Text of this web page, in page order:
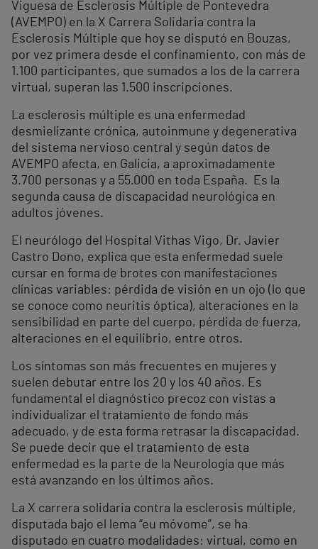
Viguesa de Esclerosis Múltiple de Pontevedra
(AVEMPO) en la X Carrera Solidaria contra la
Esclerosis Múltiple que hoy se disputó en Bouzas,
por vez primera desde el confinamiento, con más de
1.100 participantes, que sumados a los de la carrera
virtual, superan las 1.500 inscripciones.
La esclerosis múltiple es una enfermedad
desmielizante crónica, autoinmune y degenerativa
del sistema nervioso central y según datos de
AVEMPO afecta, en Galicia, a aproximadamente
3.700 personas y a 55.000 en toda España. Es la
segunda causa de discapacidad neurológica en
adultos jóvenes.
El neurólogo del Hospital Vithas Vigo, Dr. Javier
Castro Dono, explica que esta enfermedad suele
cursar en forma de brotes con manifestaciones
clínicas variables: pérdida de visión en un ojo (lo que
se conoce como neuritis óptica), alteraciones en la
sensibilidad en parte del cuerpo, pérdida de fuerza,
alteraciones en el equilibrio, entre otros.
Los síntomas son más frecuentes en mujeres y
suelen debutar entre los 20 y los 40 años. Es
fundamental el diagnóstico precoz con vistas a
individualizar el tratamiento de fondo más
adecuado, y de esta forma retrasar la discapacidad.
Se puede decir que el tratamiento de esta
enfermedad es la parte de la Neurología que más
está avanzando en los últimos años.
La X carrera solidaria contra la esclerosis múltiple,
disputada bajo el lema “eu móvome”, se ha
disputado en cuatro modalidades: virtual, como en